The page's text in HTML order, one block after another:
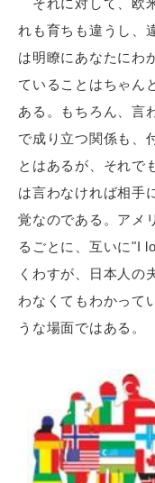
れも育ちも違うし、
は明瞭にあなたにわ
ていることはちゃん
ある。もちろん、言
で成り立つ関係も、
とはあるが、それで
は言わなければ相手
覚なのである。アメ
るごとに、互いに"I
くわすが、日本人の
わなくてもわかって
うな場面ではある。